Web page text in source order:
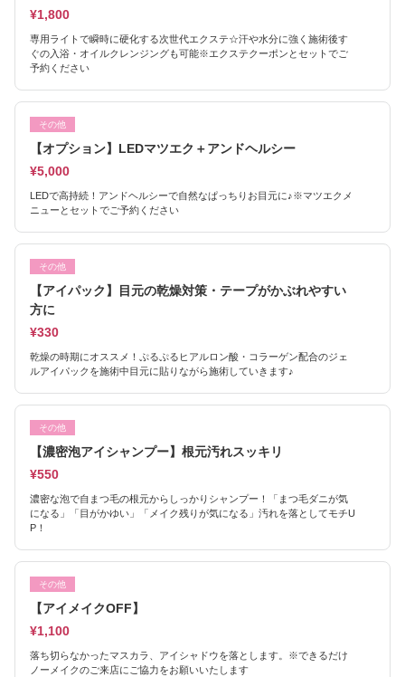
¥1,800
専用ライトで瞬時に硬化する次世代エクステ☆汗や水分に強く施術後す
ぐの入浴・オイルクレンジングも可能※エクステクーポンとセットでご
予約ください
その他
【オプション】LEDマツエク＋アンドヘルシー
¥5,000
LEDで高持続！アンドヘルシーで自然なぱっちりお目元に♪※マツエクメ
ニューとセットでご予約ください
その他
【アイパック】目元の乾燥対策・テープがかぶれやすい
方に
¥330
乾燥の時期にオススメ！ぷるぷるヒアルロン酸・コラーゲン配合のジェ
ルアイパックを施術中目元に貼りながら施術していきます♪
その他
【濃密泡アイシャンプー】根元汚れスッキリ
¥550
濃密な泡で自まつ毛の根元からしっかりシャンプー！「まつ毛ダニが気
になる」「目がかゆい」「メイク残りが気になる」汚れを落としてモチU
P！
その他
【アイメイクOFF】
¥1,100
落ち切らなかったマスカラ、アイシャドウを落とします。※できるだけ
ノーメイクのご来店にご協力をお願いいたします